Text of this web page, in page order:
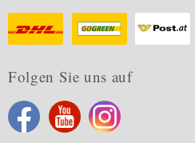
Folgen Sie uns auf